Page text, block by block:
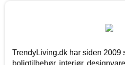
TrendyLiving.dk har siden 2009
boligtilbehør, interiør,